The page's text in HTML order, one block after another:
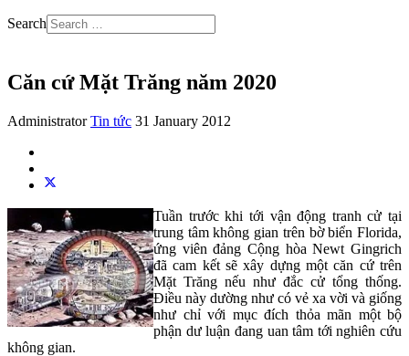
Search
Căn cứ Mặt Trăng năm 2020
Administrator Tin tức 31 January 2012
Tuần trước khi tới vận động tranh cử tại
trung tâm không gian trên bờ biển Florida,
ứng viên đảng Cộng hòa Newt Gingrich
đã cam kết sẽ xây dựng một căn cứ trên
Mặt Trăng nếu như đắc cử tổng thống.
Điều này dường như có vẻ xa vời và giống
như chỉ với mục đích thỏa mãn một bộ
phận dư luận đang uan tâm tới nghiên cứu
không gian.